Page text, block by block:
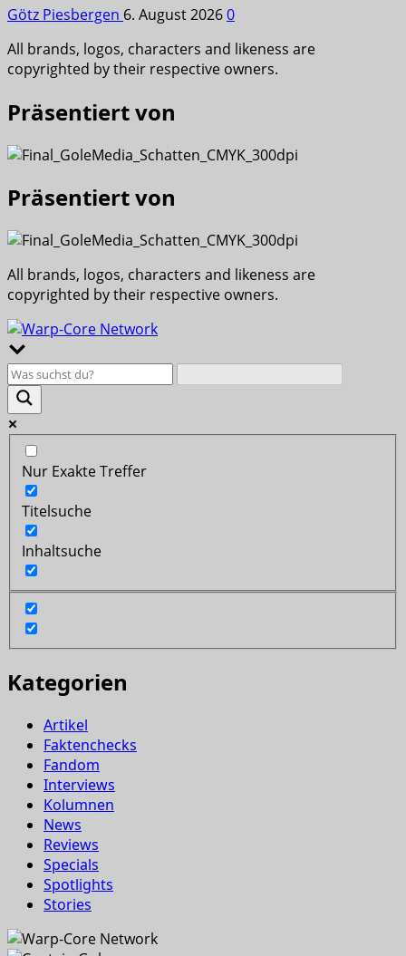
Götz Piesbergen 6. August 20260
All brands, logos, characters and likeness are
copyrighted by their respective owners.
Präsentiert von
Präsentiert von
All brands, logos, characters and likeness are
copyrighted by their respective owners.
Nur Exakte Treffer
Titelsuche
Inhaltsuche
Kategorien
Artikel
Faktenchecks
Fandom
Interviews
Kolumnen
News
Reviews
Specials
Spotlights
Stories